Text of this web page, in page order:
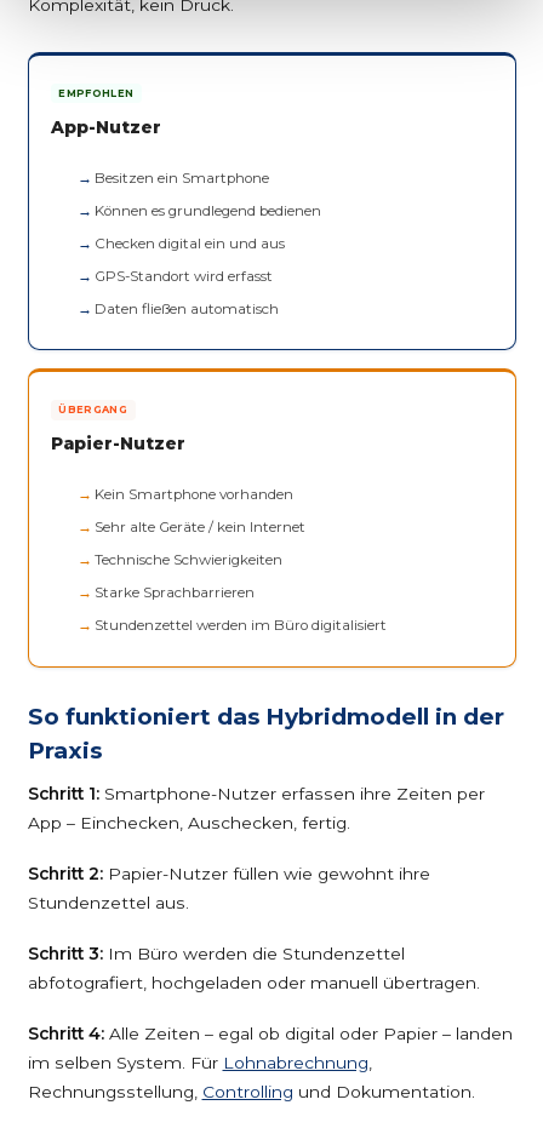
Komplexität, kein Druck.
EMPFOHLEN
App-Nutzer
Besitzen ein Smartphone
Können es grundlegend bedienen
Checken digital ein und aus
GPS-Standort wird erfasst
Daten fließen automatisch
ÜBERGANG
Papier-Nutzer
Kein Smartphone vorhanden
Sehr alte Geräte / kein Internet
Technische Schwierigkeiten
Starke Sprachbarrieren
Stundenzettel werden im Büro digitalisiert
So funktioniert das Hybridmodell in der
Praxis
Schritt 1:Smartphone-Nutzer erfassen ihre Zeiten per
App – Einchecken, Auschecken, fertig.
Schritt 2:Papier-Nutzer füllen wie gewohnt ihre
Stundenzettel aus.
Schritt 3:Im Büro werden die Stundenzettel
abfotografiert, hochgeladen oder manuell übertragen.
Schritt 4:Alle Zeiten – egal ob digital oder Papier – landen
im selben System. Für Lohnabrechnung
Rechnungsstellung, Controlling und Dokumentation.